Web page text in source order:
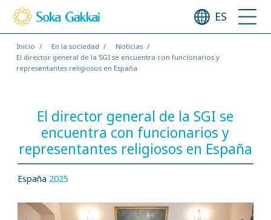
ES
Inicio En la sociedad
Noticias
El director general de la SGI se encuentra con funcionarios y
representantes religiosos en España
El director general de la SGI se
encuentra con funcionarios y
representantes religiosos en España
España 2025